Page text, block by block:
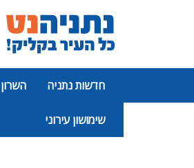
חדשות נתניה השרון
שימושון עירוני